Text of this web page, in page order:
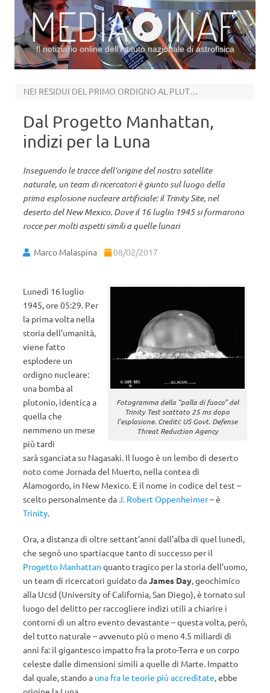
Il notiziario online dell’Istituto nazionale di astrofisica
NEI RESIDUI DEL PRIMO ORDIGNO AL PLUTONIO
Dal Progetto Manhattan,
indizi per la Luna
Inseguendo le tracce dell’origine del nostro satellite
naturale, un team di ricercatori è giunto sul luogo della
prima esplosione nucleare artificiale: il Trinity Site, nel
deserto del New Mexico. Dove il 16 luglio 1945 si formarono
rocce per molti aspetti simili a quelle lunari
Marco Malaspina 08/02/2017
Fotogramma della “palla di fuoco” del
Trinity Test scattato 25 ms dopo
l’esplosione. Crediti: US Govt. Defense
Threat Reduction Agency
Lunedì 16 luglio
1945, ore 05:29. Per
la prima volta nella
storia dell’umanità,
viene fatto
esplodere un
ordigno nucleare:
una bomba al
plutonio, identica a
quella che
nemmeno un mese
più tardi
sarà sganciata su Nagasaki. Il luogo è un lembo di deserto
noto come Jornada del Muerto, nella contea di
Alamogordo, in New Mexico. E il nome in codice del test –
scelto personalmente daJ. Robert Oppenheimer– è
Trinity.
Ora, a distanza di oltre settant’anni dall’alba di quel lunedì,
che segnò uno spartiacque tanto di successo per il
Progetto Manhattan quanto tragico per la storia dell’uomo,
un team di ricercatori guidato daJames Day, geochimico
alla Ucsd (University of California, San Diego), è tornato sul
luogo del delitto per raccogliere indizi utili a chiarire i
contorni di un altro evento devastante – questa volta, però,
del tutto naturale – avvenuto più o meno 4.5 miliardi di
anni fa: il gigantesco impatto fra la proto-Terra e un corpo
celeste dalle dimensioni simili a quelle di Marte. Impatto
dal quale, stando a una fra le teorie più accreditate, ebbe